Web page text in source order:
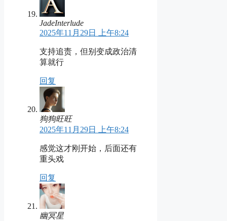
JadeInterlude
2025年11月29日 上午8:24
支持追责，但别变成政治清
算就行
回复
狗狗旺旺
2025年11月29日 上午8:24
感觉这才刚开始，后面还有
重头戏
回复
幽冥星